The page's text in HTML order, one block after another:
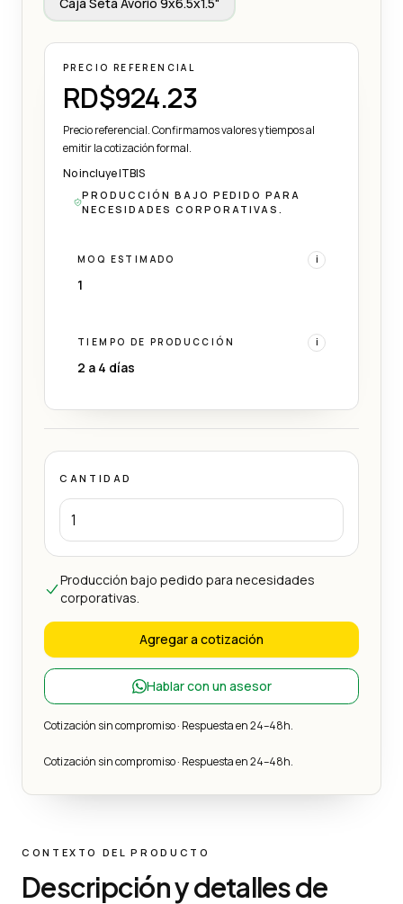
PRECIO REFERENCIAL
RD$924.23
Precio referencial. Confirmamos valores y tiempos al
emitir la cotización formal.
No incluye ITBIS
PRODUCCIÓN BAJO PEDIDO PARA
NECESIDADES CORPORATIVAS.
MOQ ESTIMADO i
1
TIEMPO DE PRODUCCIÓN i
2 a 4 días
CANTIDAD
Producción bajo pedido para necesidades
corporativas.
Agregar a cotización
Hablar con un asesor
Cotización sin compromiso · Respuesta en 24–48h.
Cotización sin compromiso · Respuesta en 24–48h.
CONTEXTO DEL PRODUCTO
Descripción y detalles de